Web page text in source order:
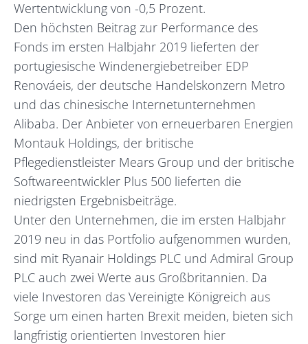
Wertentwicklung von -0,5 Prozent.
Den höchsten Beitrag zur Performance des
Fonds im ersten Halbjahr 2019 lieferten der
portugiesische Windenergiebetreiber EDP
Renováeis, der deutsche Handelskonzern Metro
und das chinesische Internetunternehmen
Alibaba. Der Anbieter von erneuerbaren Energien
Montauk Holdings, der britische
Pflegedienstleister Mears Group und der britische
Softwareentwickler Plus 500 lieferten die
niedrigsten Ergebnisbeiträge.
Unter den Unternehmen, die im ersten Halbjahr
2019 neu in das Portfolio aufgenommen wurden,
sind mit Ryanair Holdings PLC und Admiral Group
PLC auch zwei Werte aus Großbritannien. Da
viele Investoren das Vereinigte Königreich aus
Sorge um einen harten Brexit meiden, bieten sich
langfristig orientierten Investoren hier